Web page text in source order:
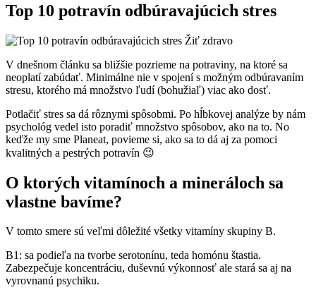
Top 10 potravín odbúravajúcich stres
Žiť zdravo
V dnešnom článku sa bližšie pozrieme na potraviny, na ktoré sa
neoplatí zabúdať. Minimálne nie v spojení s možným odbúravaním
stresu, ktorého má množstvo ľudí (bohužiaľ) viac ako dosť.
Potlačiť stres sa dá rôznymi spôsobmi. Po hĺbkovej analýze by nám
psychológ vedel isto poradiť množstvo spôsobov, ako na to. No
keďže my sme Planeat, povieme si, ako sa to dá aj za pomoci
kvalitných a pestrých potravín 😉
O ktorých vitamínoch a mineráloch sa
vlastne bavíme?
V tomto smere sú veľmi dôležité všetky vitamíny skupiny B.
B1: sa podieľa na tvorbe serotonínu, teda homónu štastia.
Zabezpečuje koncentráciu, duševnú výkonnosť ale stará sa aj na
vyrovnanú psychiku.